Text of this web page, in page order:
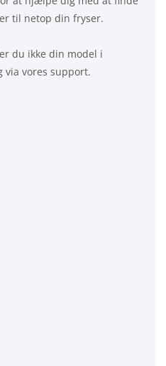
til netop din fryser.
du ikke din model i
vores support.